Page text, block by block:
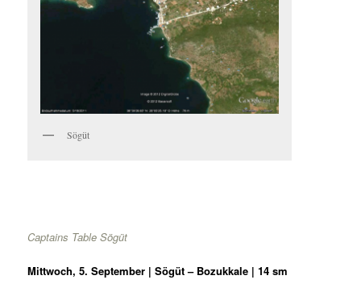
Sögüt
Captains Table Sögüt
Mittwoch, 5. September | Sögüt – Bozukkale | 14 sm